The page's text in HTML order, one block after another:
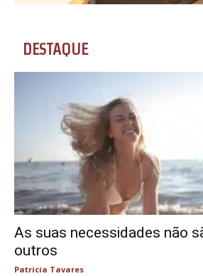
DESTAQUE
As suas necessidades não
outros
Patricia Tavares